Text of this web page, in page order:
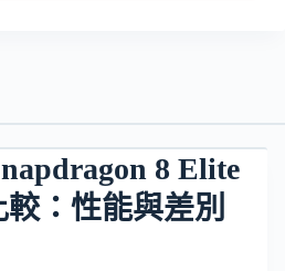
8 Elite
較：性能與差別